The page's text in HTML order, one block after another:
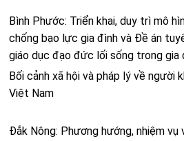
Bình Phước: Triển khai, duy trì mô
chống bạo lực gia đình và Đề án
giáo dục đạo đức lối sống trong gia
Bối cảnh xã hội và pháp lý về người
Việt Nam
Đắk Nông: Phương hướng, nhiệm vụ